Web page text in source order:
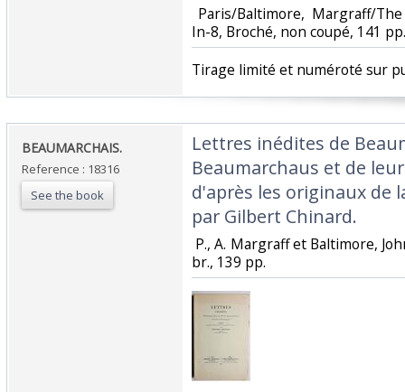
Paris/Baltimore, Margraff/
In-8, Broché, non coupé, 141
‎Tirage limité et numéroté sur
‎BEAUMARCHAIS.‎
Reference : 18316
See the book
‎Lettres inédites de
Beaumarchaus et de
d'après les originaux de
par Gilbert Chinard.‎
P., A. Margraff et Baltimore,
br., 139 pp. ‎